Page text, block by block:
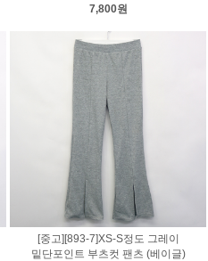
7,800원
[중고][893-7]XS-S정도 그레이
밑단포인트 부츠컷 팬츠 (베이글)